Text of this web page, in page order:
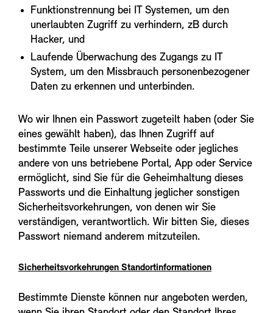
Funktionstrennung bei IT Systemen, um den
unerlaubten Zugriff zu verhindern, zB durch
Hacker, und
Laufende Überwachung des Zugangs zu IT
System, um den Missbrauch personenbezogener
Daten zu erkennen und unterbinden.
Wo wir Ihnen ein Passwort zugeteilt haben (oder Sie
eines gewählt haben), das Ihnen Zugriff auf
bestimmte Teile unserer Webseite oder jegliches
andere von uns betriebene Portal, App oder Service
ermöglicht, sind Sie für die Geheimhaltung dieses
Passworts und die Einhaltung jeglicher sonstigen
Sicherheitsvorkehrungen, von denen wir Sie
verständigen, verantwortlich. Wir bitten Sie, dieses
Passwort niemand anderem mitzuteilen.
Sicherheitsvorkehrungen Standortinformationen
Bestimmte Dienste können nur angeboten werden,